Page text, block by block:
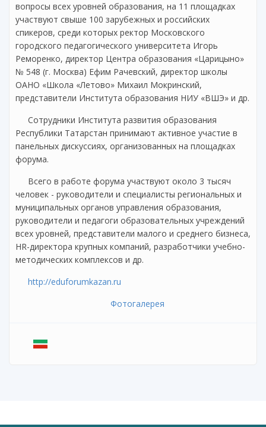
вопросы всех уровней образования, на 11 площадках
участвуют свыше 100 зарубежных и российских
спикеров, среди которых ректор Московского
городского педагогического университета Игорь
Реморенко, директор Центра образования «Царицыно»
№ 548 (г. Москва) Ефим Рачевский, директор школы
ОАНО «Школа «Летово» Михаил Мокринский,
представители Института образования НИУ «ВШЭ» и др.
Сотрудники Института развития образования
Республики Татарстан принимают активное участие в
панельных дискуссиях, организованных на площадках
форума.
Всего в работе форума участвуют около 3 тысяч
человек - руководители и специалисты региональных и
муниципальных органов управления образования,
руководители и педагоги образовательных учреждений
всех уровней, представители малого и среднего бизнеса,
HR-директора крупных компаний, разработчики учебно-
методических комплексов и др.
http://eduforumkazan.ru
Фотогалерея